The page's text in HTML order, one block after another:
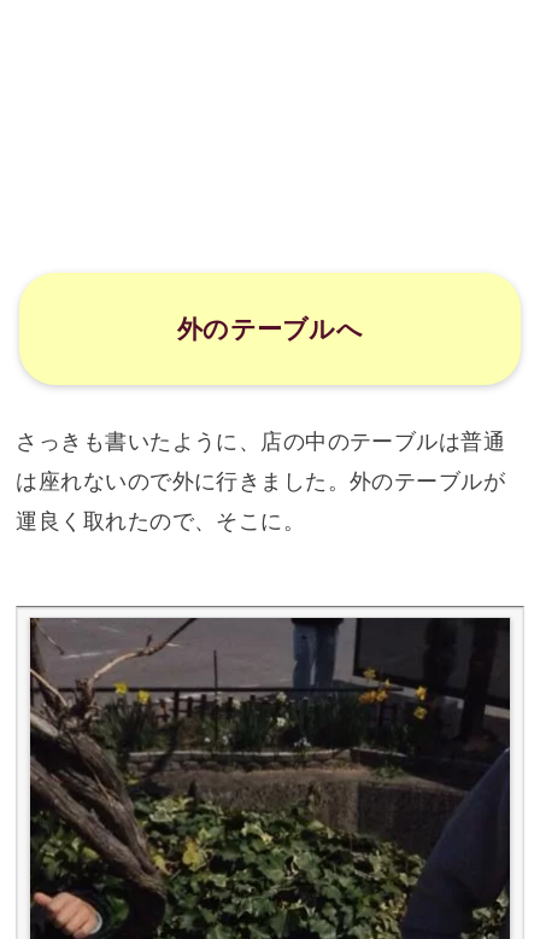
外のテーブルへ
さっきも書いたように、店の中のテーブルは普通
は座れないので外に行きました。外のテーブルが
運良く取れたので、そこに。